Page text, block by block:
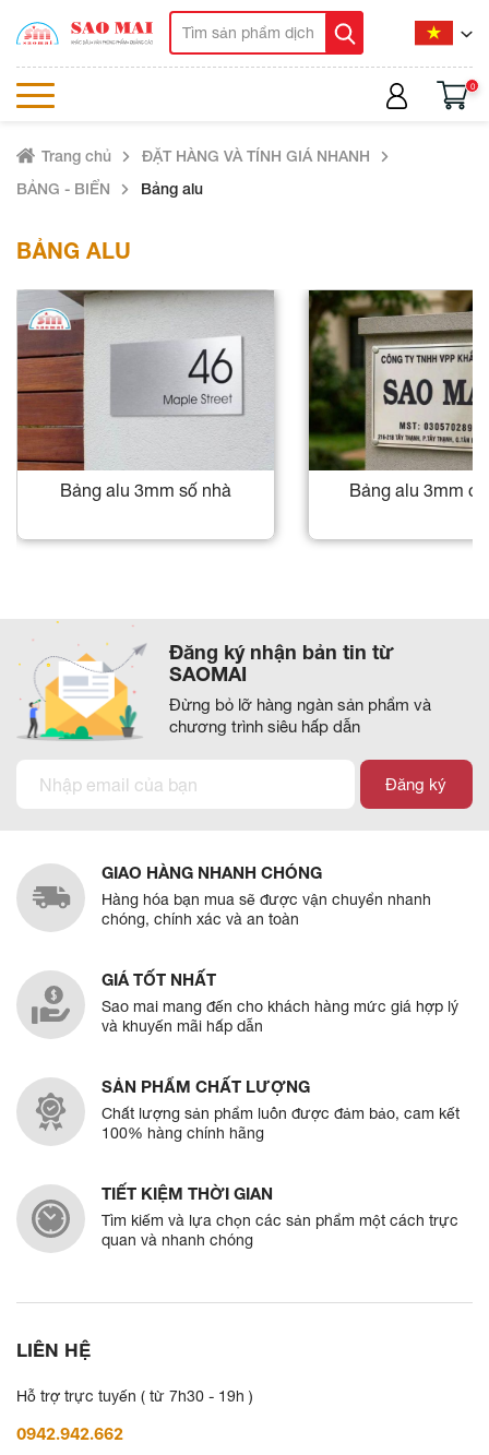
0
Trang chủ
ĐẶT HÀNG VÀ TÍNH GIÁ NHANH
BẢNG - BIỂN
Bảng alu
BẢNG ALU
Bảng alu 3mm số nhà Bảng alu 3mm
Đăng ký nhận bản tin từ
SAOMAI
Đừng bỏ lỡ hàng ngàn sản phẩm và
chương trình siêu hấp dẫn
Đăng ký
GIAO HÀNG NHANH CHÓNG
Hàng hóa bạn mua sẽ được vận chuyển nhanh
chóng, chính xác và an toàn
GIÁ TỐT NHẤT
Sao mai mang đến cho khách hàng mức giá hợp lý
và khuyến mãi hấp dẫn
SẢN PHẨM CHẤT LƯỢNG
Chất lượng sản phẩm luôn được đảm bảo, cam kết
100% hàng chính hãng
TIẾT KIỆM THỜI GIAN
Tìm kiếm và lựa chọn các sản phẩm một cách trực
quan và nhanh chóng
LIÊN HỆ
Hỗ trợ trực tuyến ( từ 7h30 - 19h )
0942.942.662